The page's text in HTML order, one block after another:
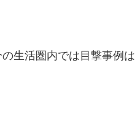
生活圏内では目撃事例は